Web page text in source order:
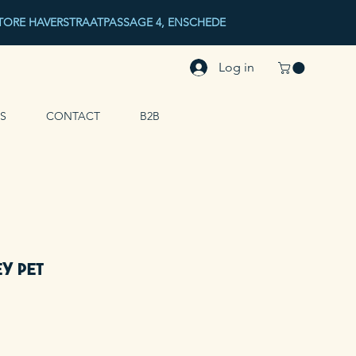
Log in
HAVERSTRAATPASSAGE 4, ENSCHEDE
CONTACT B2B
Pet